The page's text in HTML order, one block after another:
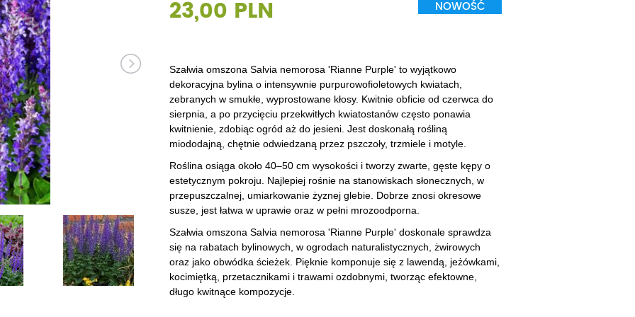
Truskawki i poziomki
Winogrona
Żurawiny
Pozostałe
Dęby
Glediczje
Głogi
Graby
Jabłonie ozdobne
Jarzębiny i jarząby
Kasztanowce
Wiązy
Wiśnie ozdobne
Złotokapy
Pozostałe
Derenie
Hibiskusy
Hortensje
Jaśminowce
Kaliny
Kalmie
Krzewuszki
Piwonie
Pnącza
Powojniki - Clematisy
Różaneczniki
Tawuły i tawułki
Wisterie
Żarnowce
Pozostałe
23,00 PLN
NOWOŚĆ
Szałwia omszona Salvia nemorosa 'Rianne Purple' to wyjątkowo
dekoracyjna bylina o intensywnie purpurowofioletowych kwiatach,
zebranych w smukłe, wyprostowane kłosy. Kwitnie obficie od czerwca do
sierpnia, a po przycięciu przekwitłych kwiatostanów często ponawia
kwitnienie, zdobiąc ogród aż do jesieni. Jest doskonałą rośliną
miododajną, chętnie odwiedzaną przez pszczoły, trzmiele i motyle.
Roślina osiąga około 40–50 cm wysokości i tworzy zwarte, gęste kępy o
estetycznym pokroju. Najlepiej rośnie na stanowiskach słonecznych, w
przepuszczalnej, umiarkowanie żyznej glebie. Dobrze znosi okresowe
susze, jest łatwa w uprawie oraz w pełni mrozoodporna.
Szałwia omszona Salvia nemorosa 'Rianne Purple' doskonale sprawdza
się na rabatach bylinowych, w ogrodach naturalistycznych, żwirowych
oraz jako obwódka ścieżek. Pięknie komponuje się z lawendą, jeżówkami,
kocimiętką, przetacznikami i trawami ozdobnymi, tworząc efektowne,
długo kwitnące kompozycje.